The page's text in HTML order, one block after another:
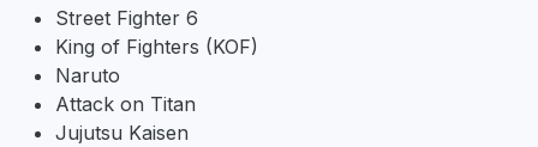
Street Fighter 6
King of Fighters (KOF)
Naruto
Attack on Titan
Jujutsu Kaisen